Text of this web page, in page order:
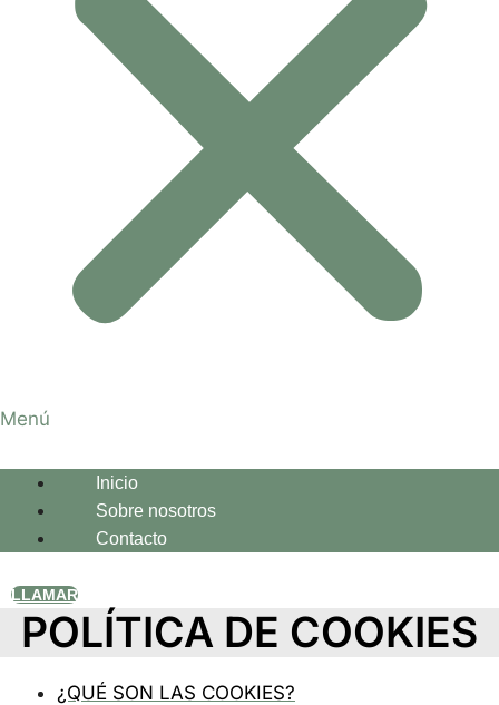
Menú
Inicio
Sobre nosotros
Contacto
LLAMAR
POLÍTICA DE COOKIES
¿QUÉ SON LAS COOKIES?